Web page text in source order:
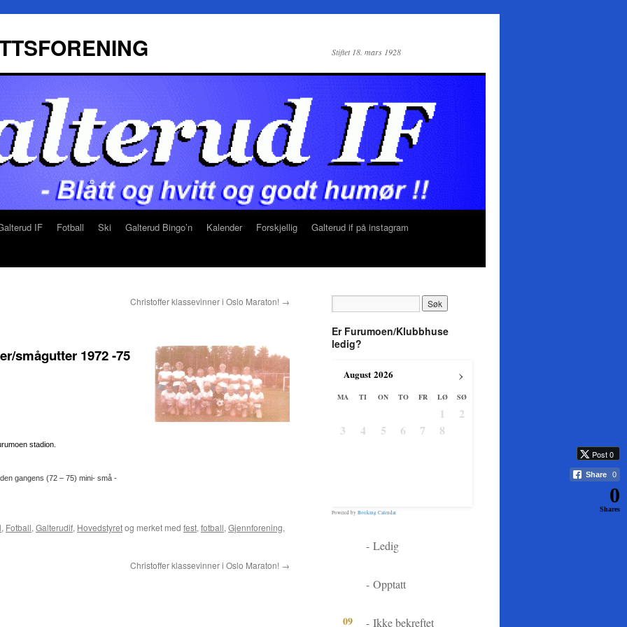
Stiftet 18. mars 1928
IF Fotball Ski Galterud Bingo’n Kalender Forskjellig
Galterud if på instagram
Christoffer klassevinner i Oslo Maraton! →
smågutter 1972 -75
stadion.
gangens (72 – 75) mini- små -
, Fotball, Galterudif, Hovedstyretog merket med fest, fotball, Gjennforening,
Christoffer klassevinner i Oslo Maraton! →
Er Furumoen/Klubbhuse
ledig?
›
August 2026
MA TI ON TO FR LØ SØ
1
2
3
4 5 6 7 8
Powered by Booking Calendar
- Ledig
- Opptatt
09 - Ikke bekreftet
Post 0
Share 0
0
Shares